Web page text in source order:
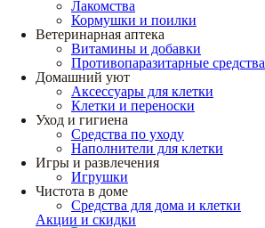
Лакомства
Кормушки и поилки
Ветеринарная аптека
Витамины и добавки
Противопаразитарные средства
Домашний уют
Аксессуары для клетки
Клетки и переноски
Уход и гигиена
Средства по уходу
Наполнители для клетки
Игры и развлечения
Игрушки
Чистота в доме
Средства для дома и клетки
Акции и скидки